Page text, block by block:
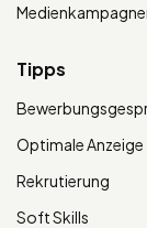
Tipps
Optimale Anzeige
Rekrutierung
Soft Skills